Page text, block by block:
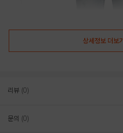
상세정보 더보기
리뷰 (0)
문의 (0)